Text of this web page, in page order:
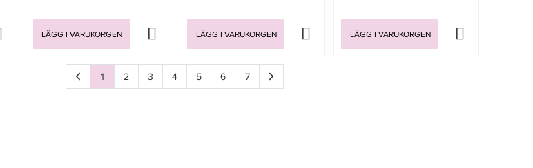
LÄGG I VARUKORGEN LÄGG I VARUKORGEN LÄGG I VARUKORGEN
Sida
1av 7 Sida
2av 7 Sida
3av 7 Sida
4av 7 Sida
5av 7 Sida
6av 7 Sida
7av 7